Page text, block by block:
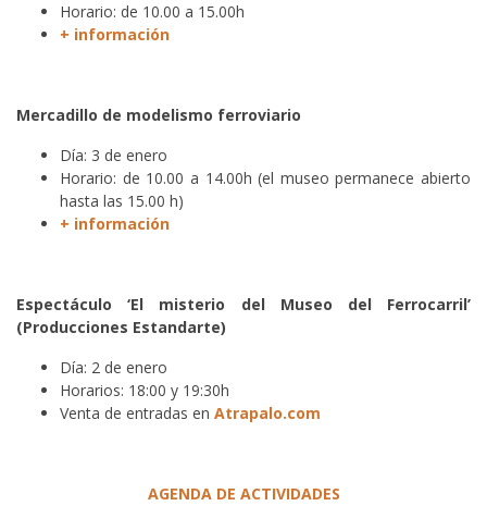
Horario: de 10.00 a 15.00h
+ información
Mercadillo de modelismo ferroviario
Día: 3 de enero
Horario: de 10.00 a 14.00h (el museo permanece abierto
hasta las 15.00 h)
+ información
Espectáculo ‘El misterio del Museo del Ferrocarril’
(Producciones Estandarte)
Día: 2 de enero
Horarios: 18:00 y 19:30h
Venta de entradas en Atrapalo.com
AGENDA DE ACTIVIDADES